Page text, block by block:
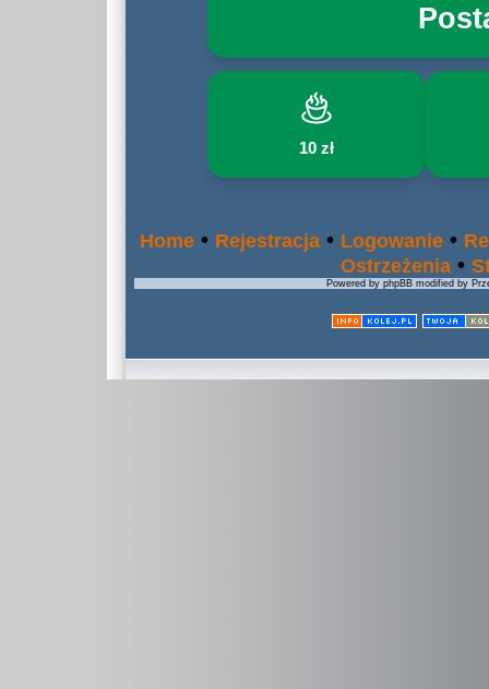
10 zł
Home • Rejestracja • Logowanie •
Ostrzeżenia •
Powered by phpBB modified by